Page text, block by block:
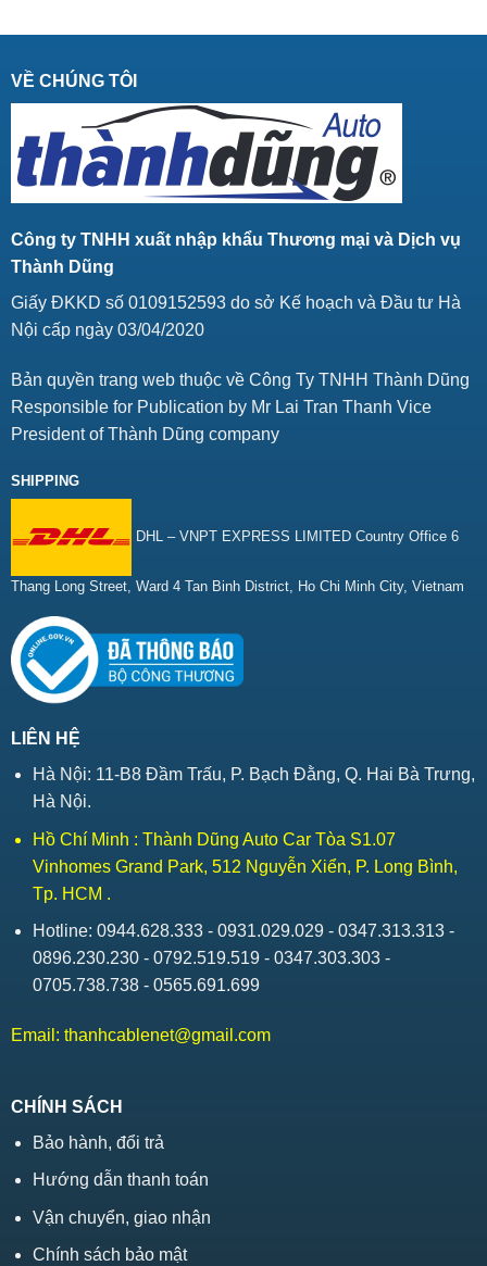
VỀ CHÚNG TÔI
Công ty TNHH xuất nhập khẩu Thương mại và Dịch vụ
Thành Dũng
Giấy ĐKKD số 0109152593 do sở Kế hoạch và Đầu tư Hà
Nội cấp ngày 03/04/2020
Bản quyền trang web thuộc về Công Ty TNHH Thành Dũng
Responsible for Publication by Mr Lai Tran Thanh Vice
President of Thành Dũng company
SHIPPING
DHL – VNPT EXPRESS LIMITED Country Office 6
Thang Long Street, Ward 4 Tan Binh District, Ho Chi Minh City, Vietnam
LIÊN HỆ
Hà Nội: 11-B8 Đầm Trấu, P. Bạch Đằng, Q. Hai Bà Trưng,
Hà Nội.
Hồ Chí Minh : Thành Dũng Auto Car Tòa S1.07
Vinhomes Grand Park, 512 Nguyễn Xiển, P. Long Bình,
Tp. HCM .
Hotline: 0944.628.333 - 0931.029.029 - 0347.313.313 -
0896.230.230 - 0792.519.519 - 0347.303.303 -
0705.738.738 - 0565.691.699
Email: thanhcablenet@gmail.com
CHÍNH SÁCH
Bảo hành, đổi trả
Hướng dẫn thanh toán
Vận chuyển, giao nhận
Chính sách bảo mật